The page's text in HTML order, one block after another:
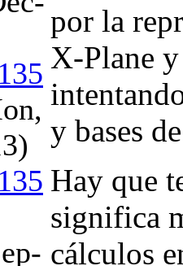
por la
X-Plane
y bases
Hay que
significa
cálculos